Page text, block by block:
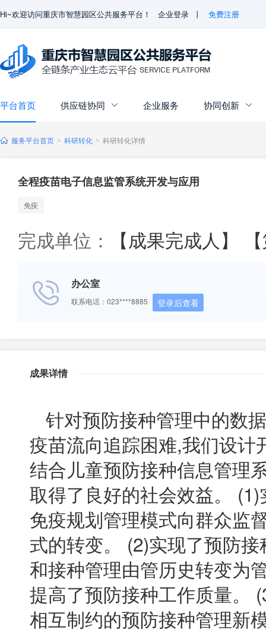
Hi~欢迎访问重庆市智慧园区公共服务平台！ 企业登录 丨 免费注册
平台首页 供应链协同  企业服务 协同创新 
服务平台首页 > 科研转化 > 科研转化详情
全程疫苗电子信息监管系统开发与应用
免疫
完成单位： 【成果完成人】
办公室
联系电话：023****8885 登录后查看
成果详情
针对预防接种管理中的数
疫苗流向追踪困难,我们设
结合儿童预防接种信息管理
取得了良好的社会效益。
免疫规划管理模式向群众监
式的转变。 (2)实现了预防
和接种管理由管历史转变为
提高了预防接种工作质量。
相互制约的预防接种管理新